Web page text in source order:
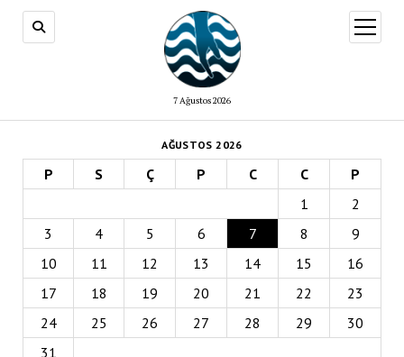
7 Ağustos 2026
aç
AĞUSTOS 2026
P S Ç P C C
P
1
2
3
4 5 6 7 8
9
10
11 12 13 14 15
16
17
18 19 20 21 22
23
24
25 26 27 28 29
30
31